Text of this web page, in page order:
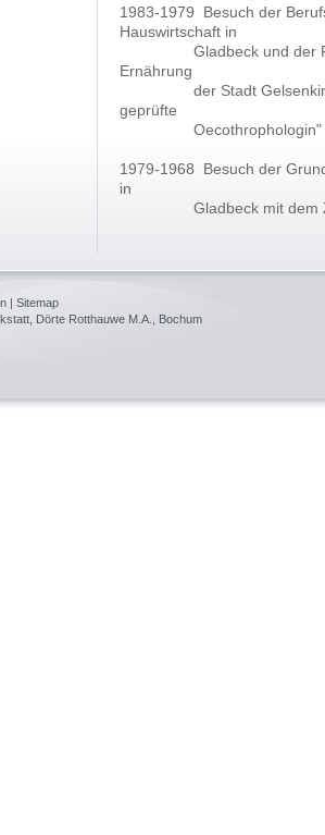
1983-1979
Besuch der
Hauswirtschaft in
Gladbeck und der
Ernährung
der Stadt
geprüfte
Oecothrophologin"
1979-1968
Besuch der
in
Gladbeck mit dem
| Sitemap
Dörte Rotthauwe M.A., Bochum